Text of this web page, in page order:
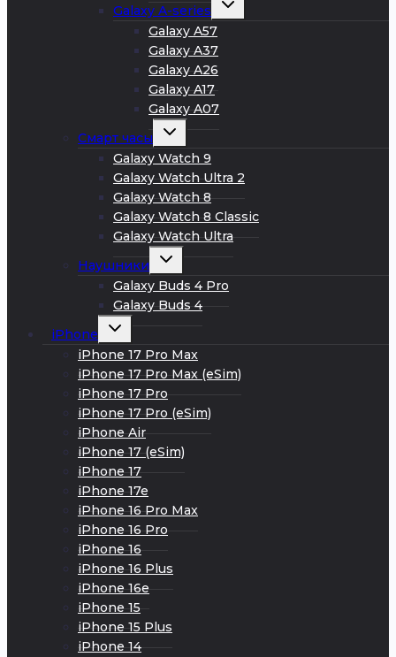
Galaxy A-series
меню
Galaxy A57
Galaxy A37
Galaxy A26
Galaxy A17
Galaxy A07
Смарт часы
Развернуть
меню
Galaxy Watch 9
Galaxy Watch Ultra 2
Galaxy Watch 8
Galaxy Watch 8 Classic
Galaxy Watch Ultra
Наушники
Развернуть
меню
Galaxy Buds 4 Pro
Galaxy Buds 4
iPhone
Развернуть
меню
iPhone 17 Pro Max
iPhone 17 Pro Max (eSim)
iPhone 17 Pro
iPhone 17 Pro (eSim)
iPhone Air
iPhone 17 (eSim)
iPhone 17
iPhone 17e
iPhone 16 Pro Max
iPhone 16 Pro
iPhone 16
iPhone 16 Plus
iPhone 16e
iPhone 15
iPhone 15 Plus
iPhone 14